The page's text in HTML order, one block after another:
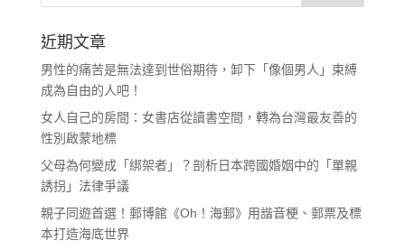
近期文章
男性的痛苦是無法達到世俗期待，卸下「像個男人」束縛
成為自由的人吧！
女人自己的房間：女書店從讀書空間，轉為台灣最友善的
性別啟蒙地標
父母為何變成「綁架者」？剖析日本跨國婚姻中的「單親
誘拐」法律爭議
親子同遊首選！郵博館《Oh！海郵》用諧音梗、郵票及標
本打造海底世界